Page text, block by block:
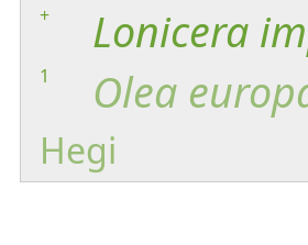
+ Lonicera
1 Olea
Hegi